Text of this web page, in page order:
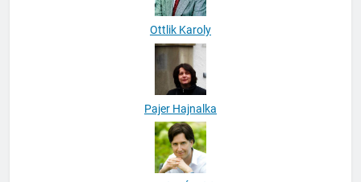
Ottlik Karoly
Pajer Hajnalka